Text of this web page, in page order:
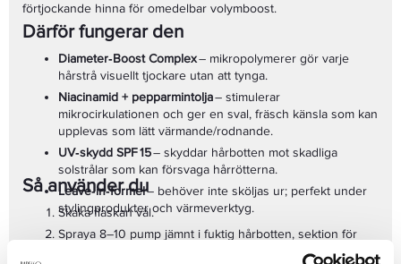
förtjockande hinna för omedelbar volymboost.
Därför fungerar den
Diameter‑Boost Complex– mikropolymerer gör varje
hårstrå visuellt tjockare utan att tynga.
Niacinamid + pepparmintolja– stimulerar
mikrocirkulationen och ger en sval, fräsch känsla som kan
upplevas som lätt värmande/rodnande.
UV‑skydd SPF 15– skyddar hårbotten mot skadliga
solstrålar som kan försvaga hårrötterna.
Leave‑in‑formel– behöver inte sköljas ur; perfekt under
stylingprodukter och värmeverktyg.
Så använder du
Skaka flaskan väl.
Spraya 8–10 pump jämnt i fuktig hårbotten, sektion för